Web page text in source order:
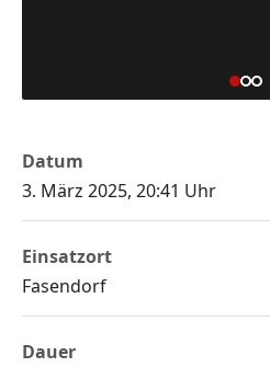
Datum
3. März 2025, 20:41 Uhr
Einsatzort
Fasendorf
Dauer